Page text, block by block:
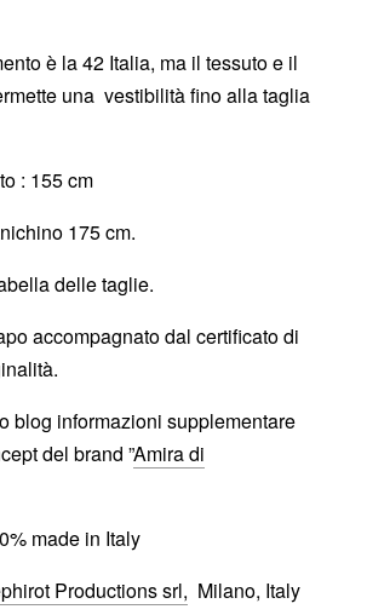
è la 42 Italia, ma il tessuto e il
una vestibilità fino alla taglia
: 155 cm
175 cm.
delle taglie.
accompagnato dal certificato di
blog informazioni supplementare
del brand ”Amira di
made in Italy
Productions srl, Milano, Italy